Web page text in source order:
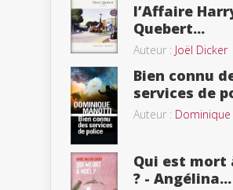
l’Affaire
Quebert...
Auteur : Joël Dicker
Bien connu
services de
Auteur :
Qui est mort
? - Angélina...